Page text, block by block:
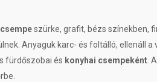
szürke, grafit, bézs színekben,
Anyaguk karc- és foltálló, ellenáll
fürdőszobai és konyhai csempeként .